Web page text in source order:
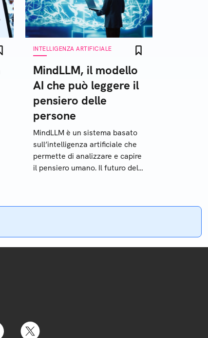
INTELLIGENZA ARTIFICIALE
MindLLM, il modello
AI che può leggere il
pensiero delle
persone
MindLLM è un sistema basato
sull’intelligenza artificiale che
permette di analizzare e capire
il pensiero umano. Il futuro della